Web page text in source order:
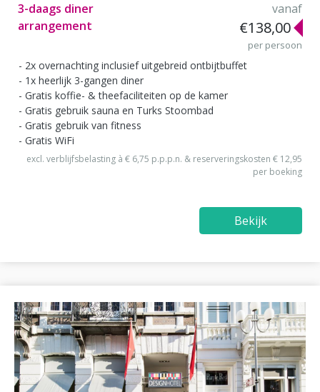
3-daags diner
arrangement
vanaf
€138,00
per persoon
2x overnachting inclusief uitgebreid ontbijtbuffet
1x heerlijk 3-gangen diner
Gratis koffie- & theefaciliteiten op de kamer
Gratis gebruik sauna en Turks Stoombad
Gratis gebruik van fitness
Gratis WiFi
excl. verblijfsbelasting à € 6,75 p.p.p.n. & reserveringskosten € 12,95
per boeking
Bekijk